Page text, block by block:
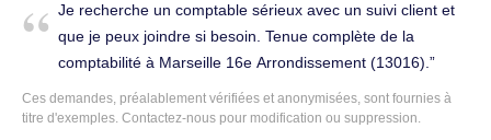
Je recherche un comptable sérieux avec un suivi client et
que je peux joindre si besoin. Tenue complète de la
comptabilité à Marseille 16e Arrondissement (13016).
Ces demandes, préalablement vérifiées et anonymisées, sont fournies à
titre d'exemples. Contactez-nous pour modification ou suppression.